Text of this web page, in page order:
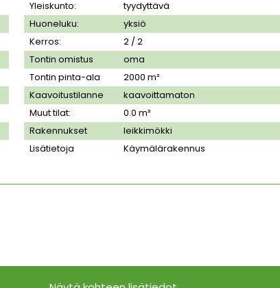
Yleiskunto:
tyydyttävä
Huoneluku:
yksiö
Kerros:
2 / 2
Tontin omistus
oma
Tontin pinta-ala
2000 m²
Kaavoitustilanne
kaavoittamaton
Muut tilat:
0.0 m²
Rakennukset
leikkimökki
Lisätietoja
Käymälärakennus